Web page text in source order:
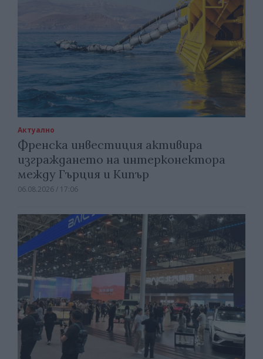
Актуално
Френска инвестиция активира
изграждането на интерконектора
между Гърция и Кипър
06.08.2026 / 17:06